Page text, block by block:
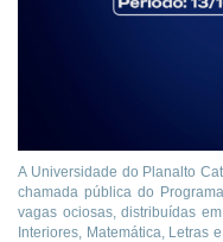
A Universidade do Planalto
chamada pública do
vagas ociosas, distribuídas
Interiores, Matemática, Letras